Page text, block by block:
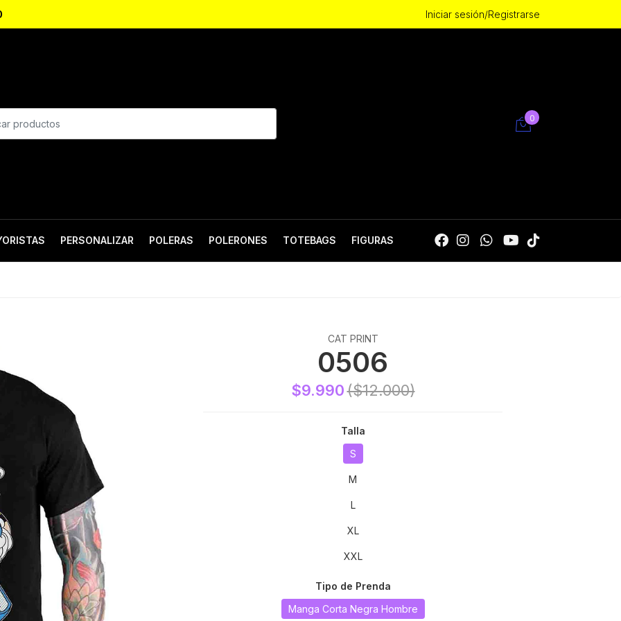
Iniciar sesión/Registrarse
0
PERSONALIZAR POLERAS POLERONES TOTEBAGS FIGURAS
CAT PRINT
0506
$9.990($12.000)
Talla
S
M
L
XL
XXL
Tipo de Prenda
Manga Corta Negra Hombre